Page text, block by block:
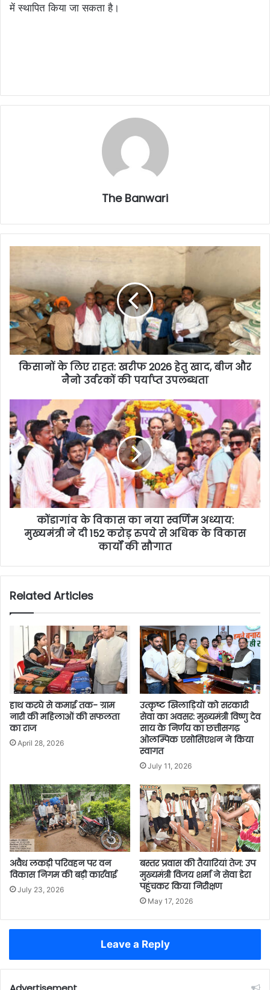
में स्थापित किया जा सकता है।
The Banwari
किसानों के लिए राहत: खरीफ 2026 हेतु खाद, बीज और
नैनो उर्वरकों की पर्याप्त उपलब्धता
कोंडागांव के विकास का नया स्वर्णिम अध्याय:
मुख्यमंत्री ने दी 152 करोड़ रुपये से अधिक के विकास
कार्यों की सौगात
Related Articles
हाथ करघे से कमाई तक- ग्राम
नारी की महिलाओं की सफलता
का राज
April 28, 2026
उत्कृष्ट खिलाड़ियों को सरकारी
सेवा का अवसर: मुख्यमंत्री विष्णु देव
साय के निर्णय का छत्तीसगढ़
ओलम्पिक एसोसिएशन ने किया
स्वागत
July 11, 2026
अवैध लकड़ी परिवहन पर वन
विकास निगम की बड़ी कार्रवाई
July 23, 2026
बस्तर प्रवास की तैयारियां तेज: उप
मुख्यमंत्री विजय शर्मा ने सेवा डेरा
पहुंचकर किया निरीक्षण
May 17, 2026
Leave a Reply